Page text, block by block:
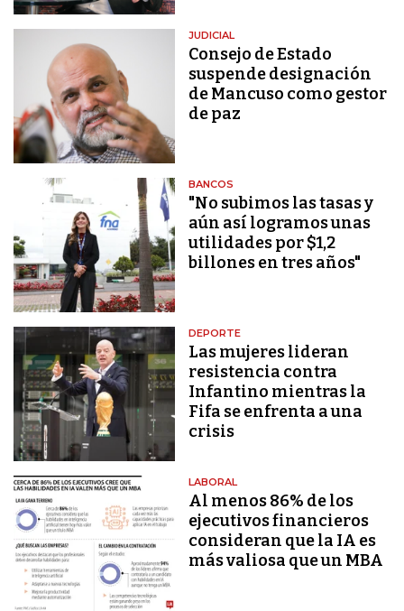
JUDICIAL
Consejo de Estado
suspende designación
de Mancuso como gestor
de paz
BANCOS
"No subimos las tasas y
aún así logramos unas
utilidades por $1,2
billones en tres años"
DEPORTE
Las mujeres lideran
resistencia contra
Infantino mientras la
Fifa se enfrenta a una
crisis
LABORAL
Al menos 86% de los
ejecutivos financieros
consideran que la IA es
más valiosa que un MBA